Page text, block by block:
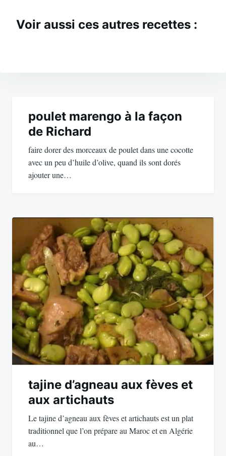
Voir aussi ces autres recettes :
l’article
poulet marengo à la façon
de Richard
faire dorer des morceaux de poulet dans une cocotte
avec un peu d’huile d’olive, quand ils sont dorés
ajouter une…
tajine d’agneau aux fèves et
aux artichauts
Le tajine d’agneau aux fèves et artichauts est un plat
traditionnel que l’on prépare au Maroc et en Algérie
au…